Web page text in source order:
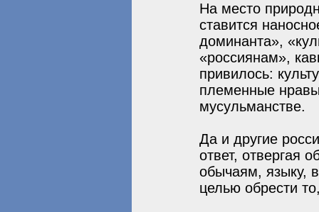
На место
ставится
доминанта»,
«россиянам»,
привилось:
племенные
мусульманстве.
Да и другие
ответ, отвергая
обычаям, языку,
целью обрести